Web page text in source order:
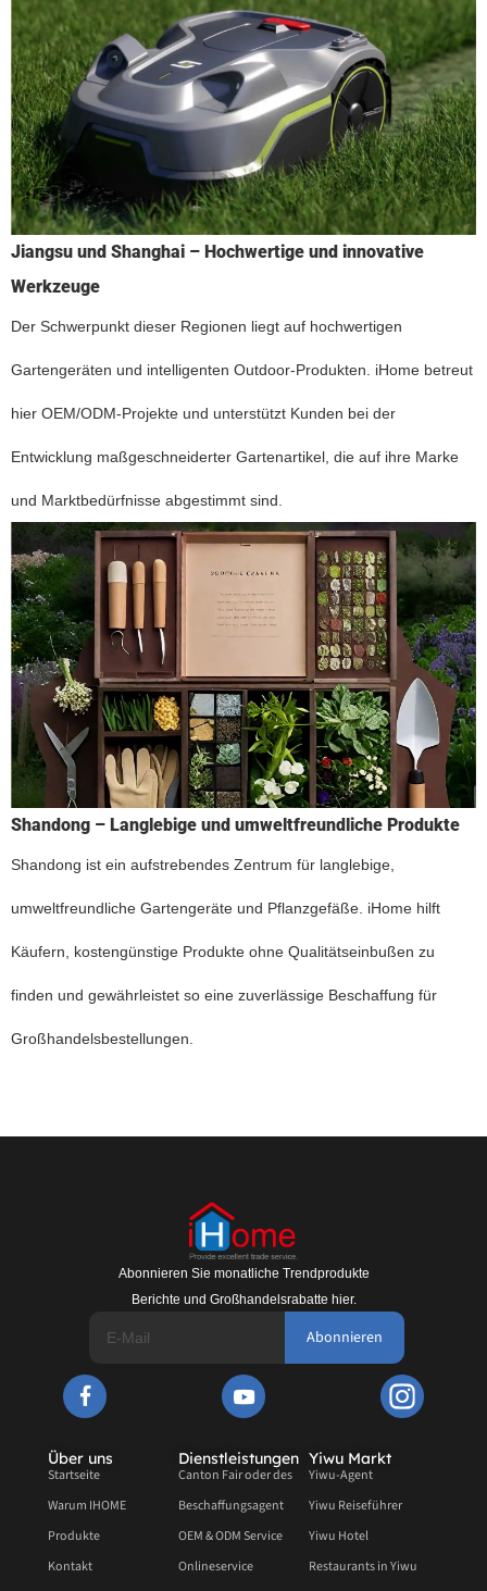
Jiangsu und Shanghai – Hochwertige und innovative
Werkzeuge
Der Schwerpunkt dieser Regionen liegt auf hochwertigen
Gartengeräten und intelligenten Outdoor-Produkten. iHome betreut
hier OEM/ODM-Projekte und unterstützt Kunden bei der
Entwicklung maßgeschneiderter Gartenartikel, die auf ihre Marke
und Marktbedürfnisse abgestimmt sind.
Shandong – Langlebige und umweltfreundliche Produkte
Shandong ist ein aufstrebendes Zentrum für langlebige,
umweltfreundliche Gartengeräte und Pflanzgefäße. iHome hilft
Käufern, kostengünstige Produkte ohne Qualitätseinbußen zu
finden und gewährleistet so eine zuverlässige Beschaffung für
Großhandelsbestellungen.
Abonnieren Sie monatliche Trendprodukte
Berichte und Großhandelsrabatte hier.
Abonnieren
Über uns
Startseite
Warum IHOME
Produkte
Kontakt
Dienstleistungen
Canton Fair oder des
Beschaffungsagent
OEM & ODM Service
Onlineservice
Yiwu Markt
Yiwu-Agent
Yiwu Reiseführer
Yiwu Hotel
Restaurants in Yiwu